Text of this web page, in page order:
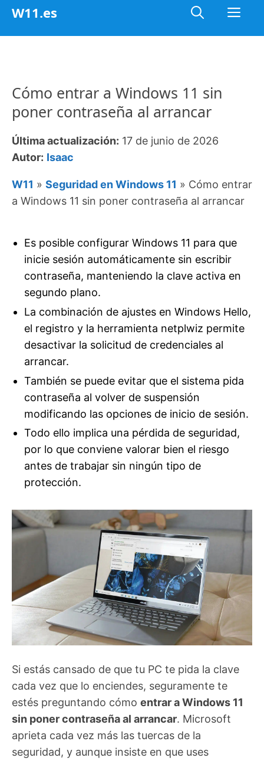
Saltar
W11.es
Cómo entrar a Windows 11 sin
poner contraseña al arrancar
Última actualización: 17 de junio de 2026
Autor: Isaac
W11 » Seguridad en Windows 11 » Cómo entrar
a Windows 11 sin poner contraseña al arrancar
Es posible configurar Windows 11 para que
inicie sesión automáticamente sin escribir
contraseña, manteniendo la clave activa en
segundo plano.
La combinación de ajustes en Windows Hello,
el registro y la herramienta netplwiz permite
desactivar la solicitud de credenciales al
arrancar.
También se puede evitar que el sistema pida
contraseña al volver de suspensión
modificando las opciones de inicio de sesión.
Todo ello implica una pérdida de seguridad,
por lo que conviene valorar bien el riesgo
antes de trabajar sin ningún tipo de
protección.
Si estás cansado de que tu PC te pida la clave
cada vez que lo enciendes, seguramente te
estés preguntando cómo entrar a Windows 11
sin poner contraseña al arrancar. Microsoft
aprieta cada vez más las tuercas de la
seguridad, y aunque insiste en que uses